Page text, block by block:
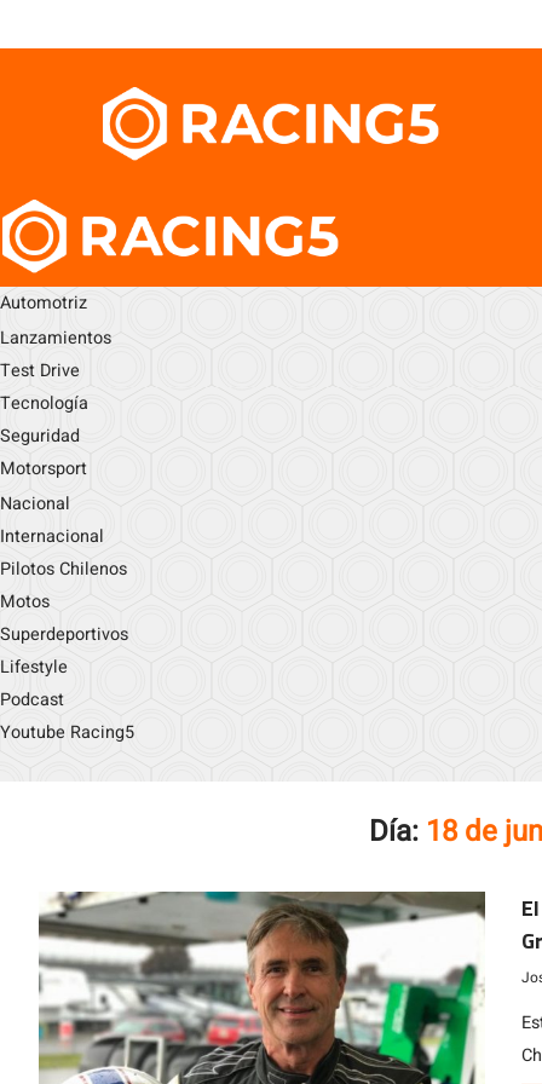
Automotriz
Lanzamientos
Test Drive
Tecnología
Seguridad
Motorsport
Nacional
Internacional
Pilotos Chilenos
Motos
Superdeportivos
Lifestyle
Podcast
Youtube Racing5
Día: 18 de